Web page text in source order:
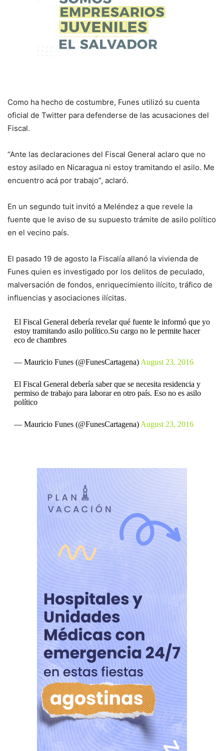
Como ha hecho de costumbre, Funes utilizó su cuenta
oficial de Twitter para defenderse de las acusaciones del
Fiscal.
“Ante las declaraciones del Fiscal General aclaro que no
estoy asilado en Nicaragua ni estoy tramitando el asilo. Me
encuentro acá por trabajo”, aclaró.
En un segundo tuit invitó a Meléndez a que revele la
fuente que le aviso de su supuesto trámite de asilo político
en el vecino país.
El pasado 19 de agosto la Fiscalía allanó la vivienda de
Funes quien es investigado por los delitos de peculado,
malversación de fondos, enriquecimiento ilícito, tráfico de
influencias y asociaciones ilícitas.
El Fiscal General debería revelar qué fuente le informó que yo
estoy tramitando asilo político.Su cargo no le permite hacer
eco de chambres
— Mauricio Funes (@FunesCartagena) August 23, 2016
El Fiscal General debería saber que se necesita residencia y
permiso de trabajo para laborar en otro país. Eso no es asilo
político
— Mauricio Funes (@FunesCartagena) August 23, 2016